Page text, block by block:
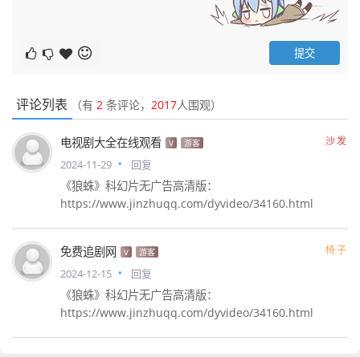
评论列表 （有 2 条评论， 2017人围观）
电视剧大全在线观看 V 游客 沙发
2024-11-29 回复
《狼蛛》科幻片无广告高清版：
https://www.jinzhuqq.com/dyvideo/34160.html
免费追剧网 V 游客 椅子
2024-12-15 回复
《狼蛛》科幻片无广告高清版：
https://www.jinzhuqq.com/dyvideo/34160.html